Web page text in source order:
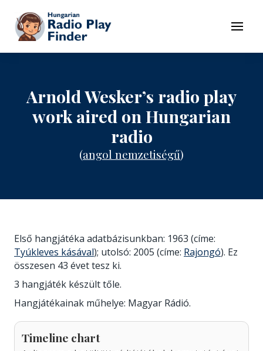
To contents
Menu
Arnold Wesker’s radio play
work aired on Hungarian
radio
(angol nemzetiségű)
Első hangjátéka adatbázisunkban: 1963 (címe:
Tyúkleves kásával); utolsó: 2005 (címe: Rajongó). Ez
összesen 43 évet tesz ki.
3 hangjáték készült tőle.
Hangjátékainak műhelye: Magyar Rádió.
Timeline chart